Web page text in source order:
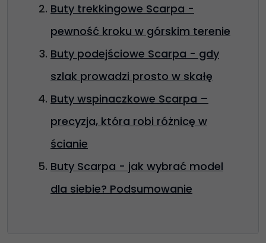
Buty trekkingowe Scarpa -
pewność kroku w górskim terenie
Buty podejściowe Scarpa - gdy
szlak prowadzi prosto w skałę
Buty wspinaczkowe Scarpa –
precyzja, która robi różnicę w
ścianie
Buty Scarpa - jak wybrać model
dla siebie? Podsumowanie